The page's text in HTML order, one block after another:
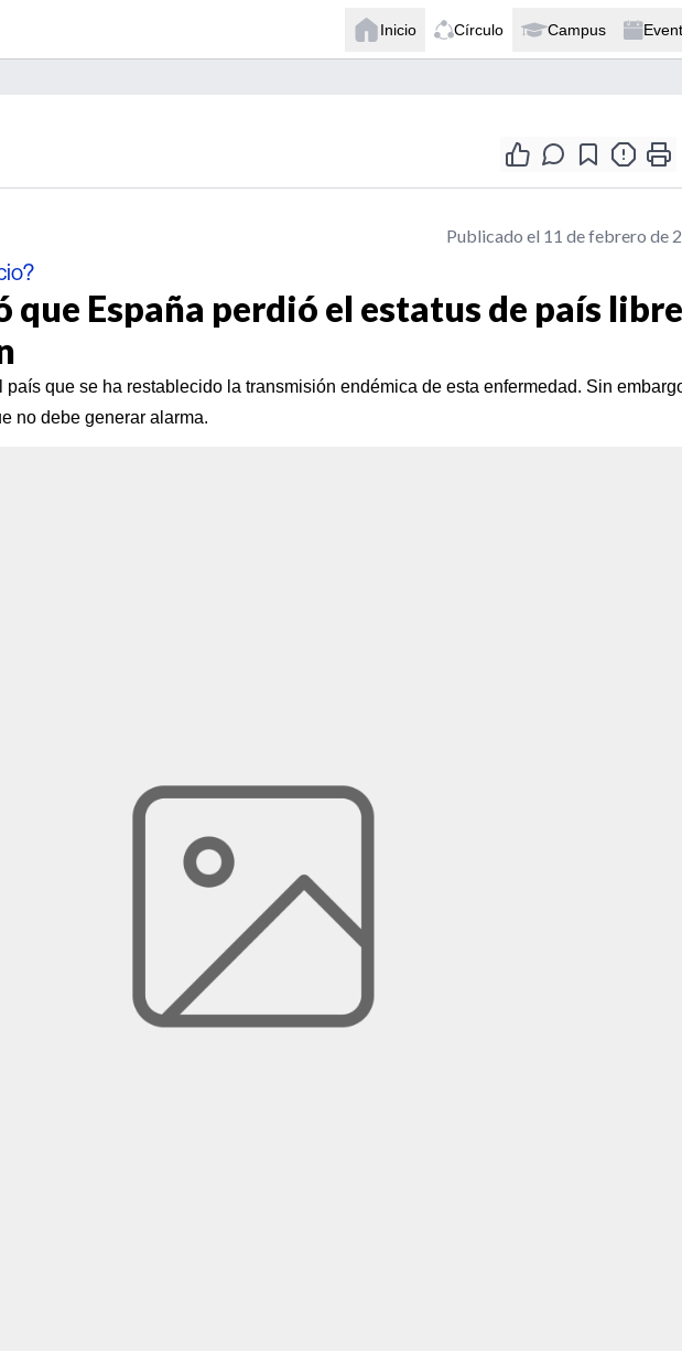
Inicio Círculo Campus
Publicado el 11 de febrero de
que España perdió el estatus de país libre
país que se ha restablecido la transmisión endémica de esta enfermedad. Sin
no debe generar alarma.